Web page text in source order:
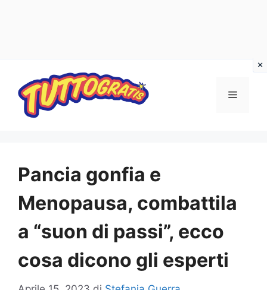
contenuto
Menu
Pancia gonfia e
Menopausa, combattila
a “suon di passi”, ecco
cosa dicono gli esperti